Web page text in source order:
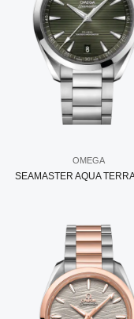
OMEGA
SEAMASTER AQUA